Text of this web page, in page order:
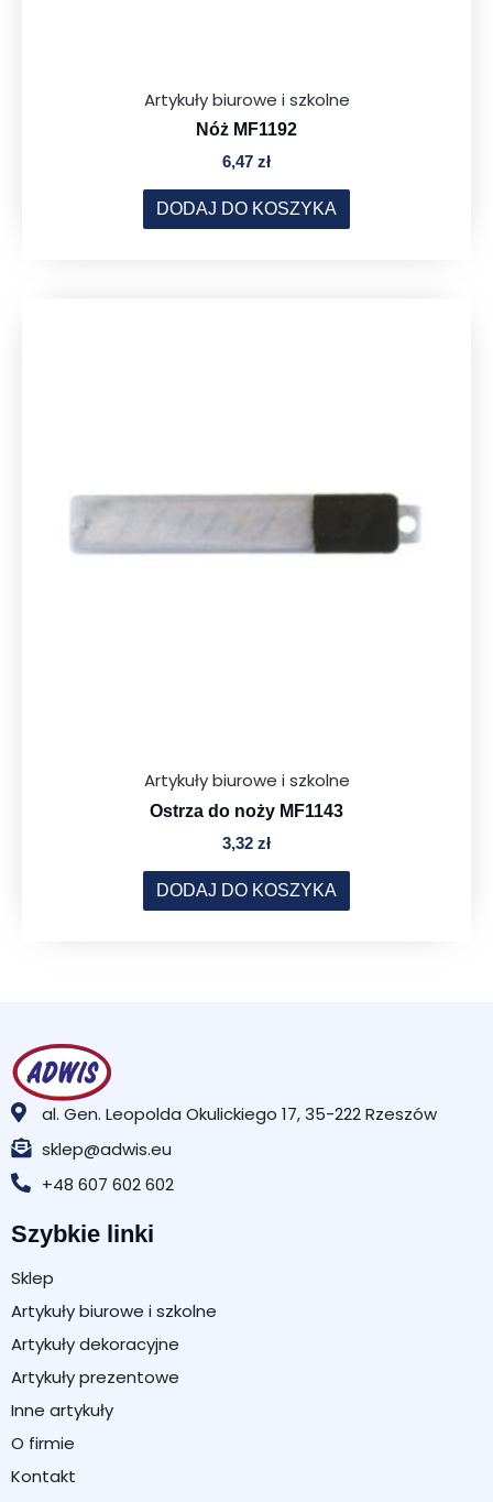
Artykuły biurowe i szkolne
Nóż MF1192
6,47 zł
DODAJ DO KOSZYKA
Artykuły biurowe i szkolne
Ostrza do noży MF1143
3,32 zł
DODAJ DO KOSZYKA
al. Gen. Leopolda Okulickiego 17, 35-222 Rzeszów
sklep@adwis.eu
+48 607 602 602
Szybkie linki
Sklep
Artykuły biurowe i szkolne
Artykuły dekoracyjne
Artykuły prezentowe
Inne artykuły
O firmie
Kontakt